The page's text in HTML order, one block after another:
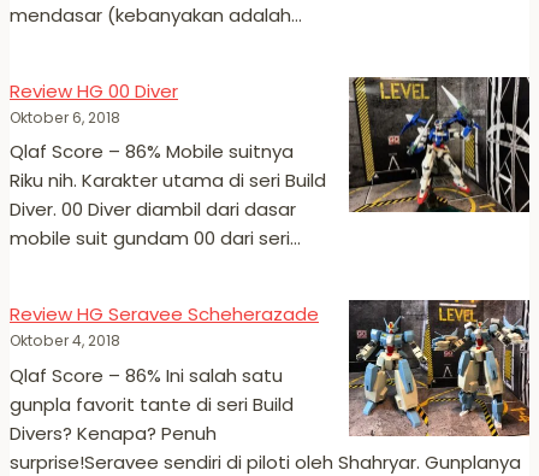
mendasar (kebanyakan adalah…
Review HG 00 Diver
Oktober 6, 2018
Qlaf Score – 86% Mobile suitnya
Riku nih. Karakter utama di seri Build
Diver. 00 Diver diambil dari dasar
mobile suit gundam 00 dari seri…
Review HG Seravee Scheherazade
Oktober 4, 2018
Qlaf Score – 86% Ini salah satu
gunpla favorit tante di seri Build
Divers? Kenapa? Penuh
surprise!Seravee sendiri di piloti oleh Shahryar. Gunplanya